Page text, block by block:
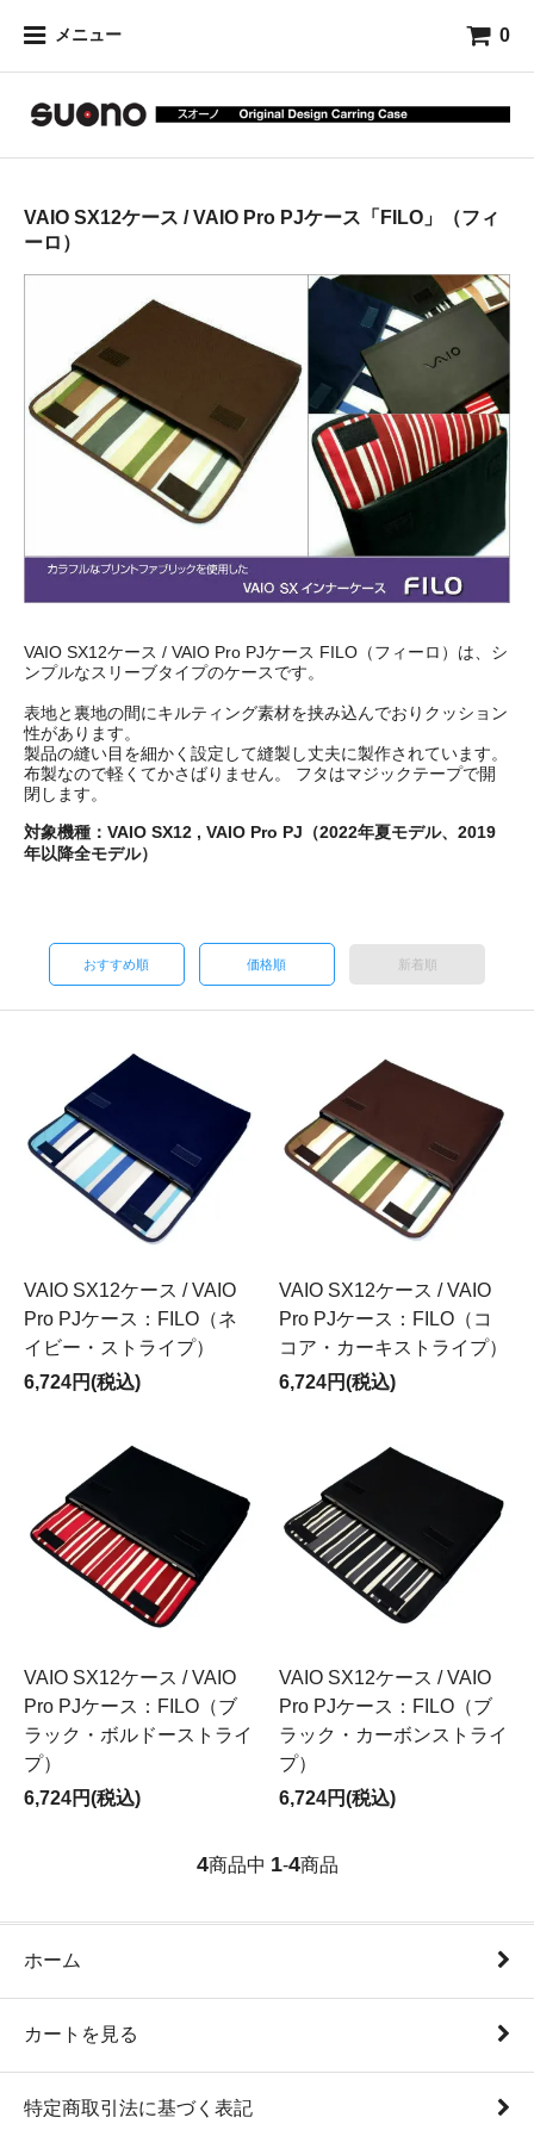
メニュー 0
VAIO SX12ケース / VAIO Pro PJケース「FILO」（フィ
ーロ）
VAIO SX12ケース / VAIO Pro PJケース FILO（フィーロ）は、シ
ンプルなスリーブタイプのケースです。
表地と裏地の間にキルティング素材を挟み込んでおりクッション
性があります。
製品の縫い目を細かく設定して縫製し丈夫に製作されています。
布製なので軽くてかさばりません。 フタはマジックテープで開
閉します。
対象機種：VAIO SX12 , VAIO Pro PJ（2022年夏モデル、2019
年以降全モデル）
おすすめ順 価格順 新着順
VAIO SX12ケース / VAIO
Pro PJケース：FILO（ネ
イビー・ストライプ）
6,724円(税込)
VAIO SX12ケース / VAIO
Pro PJケース：FILO（コ
コア・カーキストライプ）
6,724円(税込)
VAIO SX12ケース / VAIO
Pro PJケース：FILO（ブ
ラック・ボルドーストライ
プ）
6,724円(税込)
VAIO SX12ケース / VAIO
Pro PJケース：FILO（ブ
ラック・カーボンストライ
プ）
6,724円(税込)
4商品中 1-4商品
ホーム
カートを見る
特定商取引法に基づく表記